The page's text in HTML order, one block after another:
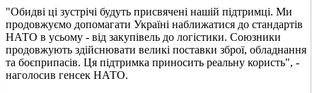
"Обидві ці зустрічі будуть присвячені нашій підтримці. Ми
продовжуємо допомагати Україні наближатися до стандартів
НАТО в усьому - від закупівель до логістики. Союзники
продовжують здійснювати великі поставки зброї, обладнання
та боєприпасів. Ця підтримка приносить реальну користь", -
наголосив генсек НАТО.